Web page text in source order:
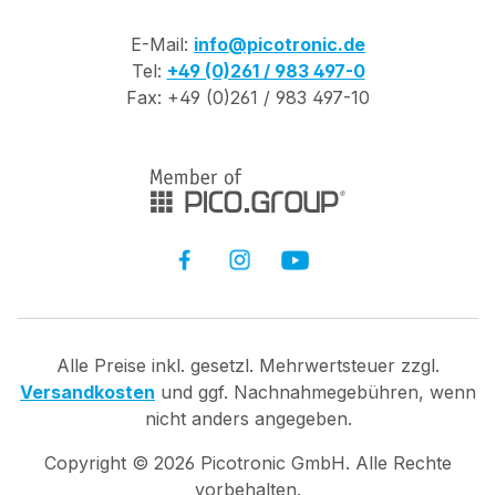
E-Mail: info@picotronic.de
Tel: +49 (0)261 / 983 497-0
Fax: +49 (0)261 / 983 497-10
Alle Preise inkl. gesetzl. Mehrwertsteuer zzgl.
Versandkosten und ggf. Nachnahmegebühren, wenn
nicht anders angegeben.
Copyright © 2026 Picotronic GmbH. Alle Rechte
vorbehalten.